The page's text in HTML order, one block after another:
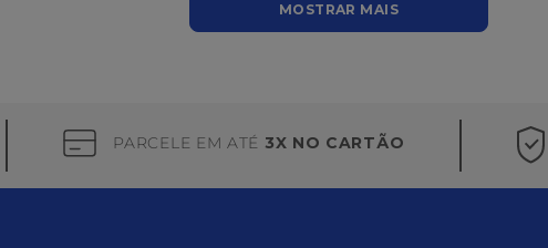
MOSTRAR MAIS
PARCELE EM ATÉ 3X NO CARTÃO